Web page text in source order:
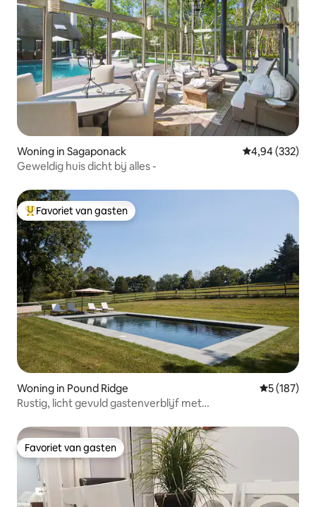
Woning in Sagaponack Gemiddelde
4,94 (332)
Geweldig huis dicht bij alles -
Topfavoriet van gasten
Favoriet van gasten
Woning in Pound Ridge
5 (187)
Rustig, licht gevuld gastenverblijf met
Favoriet van gasten
Favoriet van gasten